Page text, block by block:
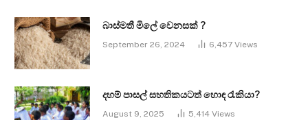
බාස්මතී මිලේ වෙනසක් ?
September 26, 2024 6,457 Views
දහම් පාසල් සහතිකයටත් හොඳ රැකියා?
August 9, 2025 5,414 Views